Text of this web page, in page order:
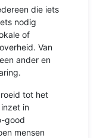
die iets
nodig
of
Van
ander en
tot het
in
good
mensen